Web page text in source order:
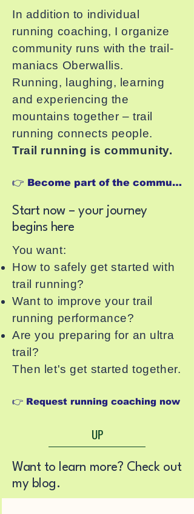
In addition to individual
running coaching, I organize
community runs with the trail-
maniacs Oberwallis.
Running, laughing, learning
and experiencing the
mountains together – trail
running connects people.
Trail running is community.
👉 Become part of the community
Start now – your journey
begins here
You want:
How to safely get started with
trail running?
Want to improve your trail
running performance?
Are you preparing for an ultra
trail?
Then let's get started together.
👉 Request running coaching now
UP
Want to learn more? Check out
my blog.